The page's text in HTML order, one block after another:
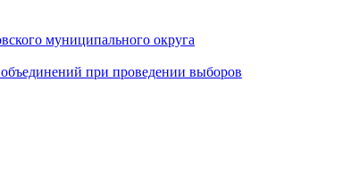
муниципального округа
при проведении выборов